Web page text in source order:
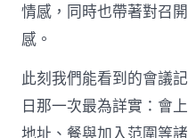
情感，同時也帶著對召
感。
此刻我們能看到的會議
日那一次最為詳實：會
地址、餐與加入范圍等